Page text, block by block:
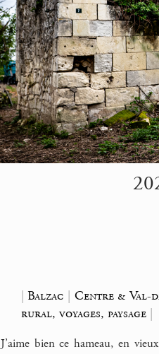
|Balzac | Centre & Val-
rural, voyages, paysage|
J’aime bien ce hameau, en